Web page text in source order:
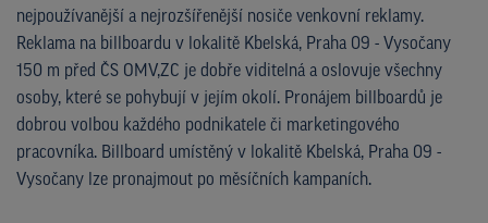
nejpoužívanější a nejrozšířenější nosiče venkovní reklamy.
Reklama na billboardu v lokalitě Kbelská, Praha 09 - Vysočany
150 m před ČS OMV,ZC je dobře viditelná a oslovuje všechny
osoby, které se pohybují v jejím okolí. Pronájem billboardů je
dobrou volbou každého podnikatele či marketingového
pracovníka. Billboard umístěný v lokalitě Kbelská, Praha 09 -
Vysočany lze pronajmout po měsíčních kampaních.